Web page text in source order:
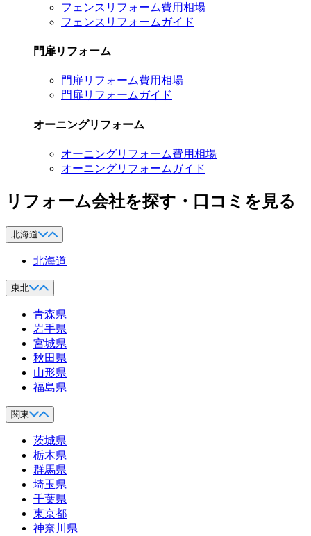
フェンスリフォーム費用相場
フェンスリフォームガイド
門扉リフォーム
門扉リフォーム費用相場
門扉リフォームガイド
オーニングリフォーム
オーニングリフォーム費用相場
オーニングリフォームガイド
リフォーム会社を探す・口コミを見る
北海道
北海道
東北
青森県
岩手県
宮城県
秋田県
山形県
福島県
関東
茨城県
栃木県
群馬県
埼玉県
千葉県
東京都
神奈川県